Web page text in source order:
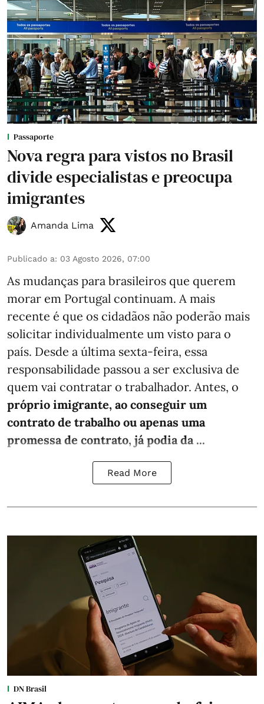
Passaporte
Nova regra para vistos no Brasil
divide especialistas e preocupa
imigrantes
Amanda Lima
Publicado a: 03 Agosto 2026, 07:00
As mudanças para brasileiros que querem
morar em Portugal continuam. A mais
recente é que os cidadãos não poderão mais
solicitar individualmente um visto para o
país. Desde a última sexta-feira, essa
responsabilidade passou a ser exclusiva de
quem vai contratar o trabalhador. Antes, o
próprio imigrante, ao conseguir um
contrato de trabalho ou apenas uma
promessa de contrato, já podia da ...
Read More
DN Brasil